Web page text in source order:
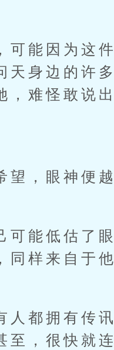
能因为这件
天身边的许多
，难怪敢说出
，眼神便越
能低估了眼
同样来自于他
都拥有传讯
至，很快就连